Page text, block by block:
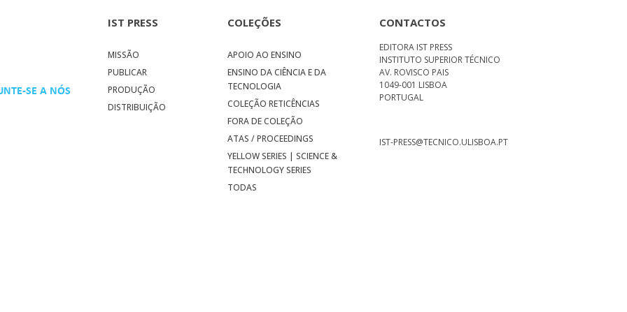
SE A NÓS
IST PRESS
MISSÃO
PUBLICAR
PRODUÇÃO
DISTRIBUIÇÃO
COLEÇÕES
APOIO AO ENSINO
ENSINO DA CIÊNCIA E DA
TECNOLOGIA
COLEÇÃO RETICÊNCIAS
FORA DE COLEÇÃO
ATAS / PROCEEDINGS
YELLOW SERIES | SCIENCE &
TECHNOLOGY SERIES
TODAS
CONTACTOS
EDITORA IST PRESS
INSTITUTO SUPERIOR TÉCNICO
AV. ROVISCO PAIS
1049-001 LISBOA
PORTUGAL
IST-PRESS@TECNICO.ULISBOA.PT